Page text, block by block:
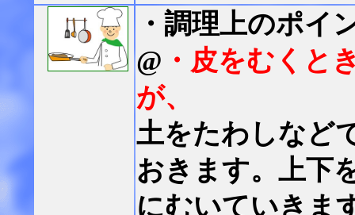
・調理上のポイ
@ ・皮をむくと
が、
土をたわしなど
おきます。上下
にむいていきま